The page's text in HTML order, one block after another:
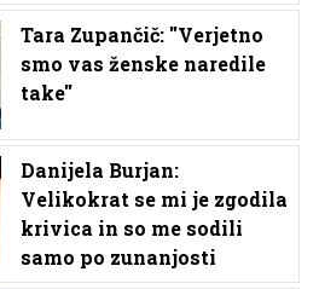
Tara Zupančič: ''Verjetno
smo vas ženske naredile
take''
Danijela Burjan:
Velikokrat se mi je zgodila
krivica in so me sodili
samo po zunanjosti